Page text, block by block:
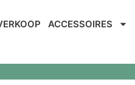
ACCESSOIRES